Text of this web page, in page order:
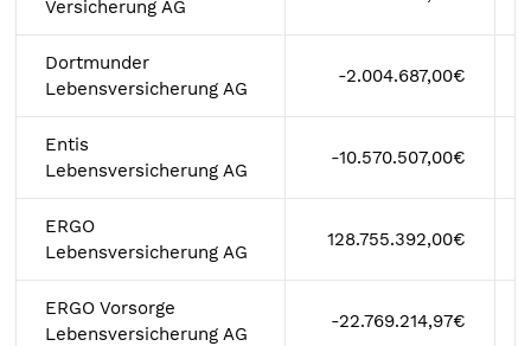
Versicherung AG
Dortmunder
Lebensversicherung AG
-2.004.687,00€
Entis
Lebensversicherung AG
-10.570.507,00€
ERGO
Lebensversicherung AG
128.755.392,00€
ERGO Vorsorge
Lebensversicherung AG
-22.769.214,97€